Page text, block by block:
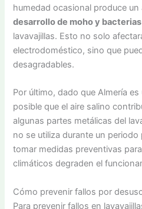
humedad ocasional produce
desarrollo de moho y bacterias
lavavajillas. Esto no solo
electrodoméstico, sino que
desagradables.
Por último, dado que Almería
posible que el aire salino
algunas partes metálicas del
no se utiliza durante un
tomar medidas preventivas
climáticos degraden el
Cómo prevenir fallos por
Para prevenir fallos en